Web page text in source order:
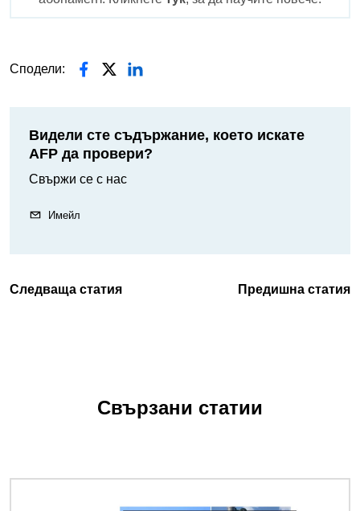
Сподели:
Видели сте съдържание, което искате
AFP да провери?
Свържи се с нас
Имейл
Следваща статия Предишна статия
Свързани статии